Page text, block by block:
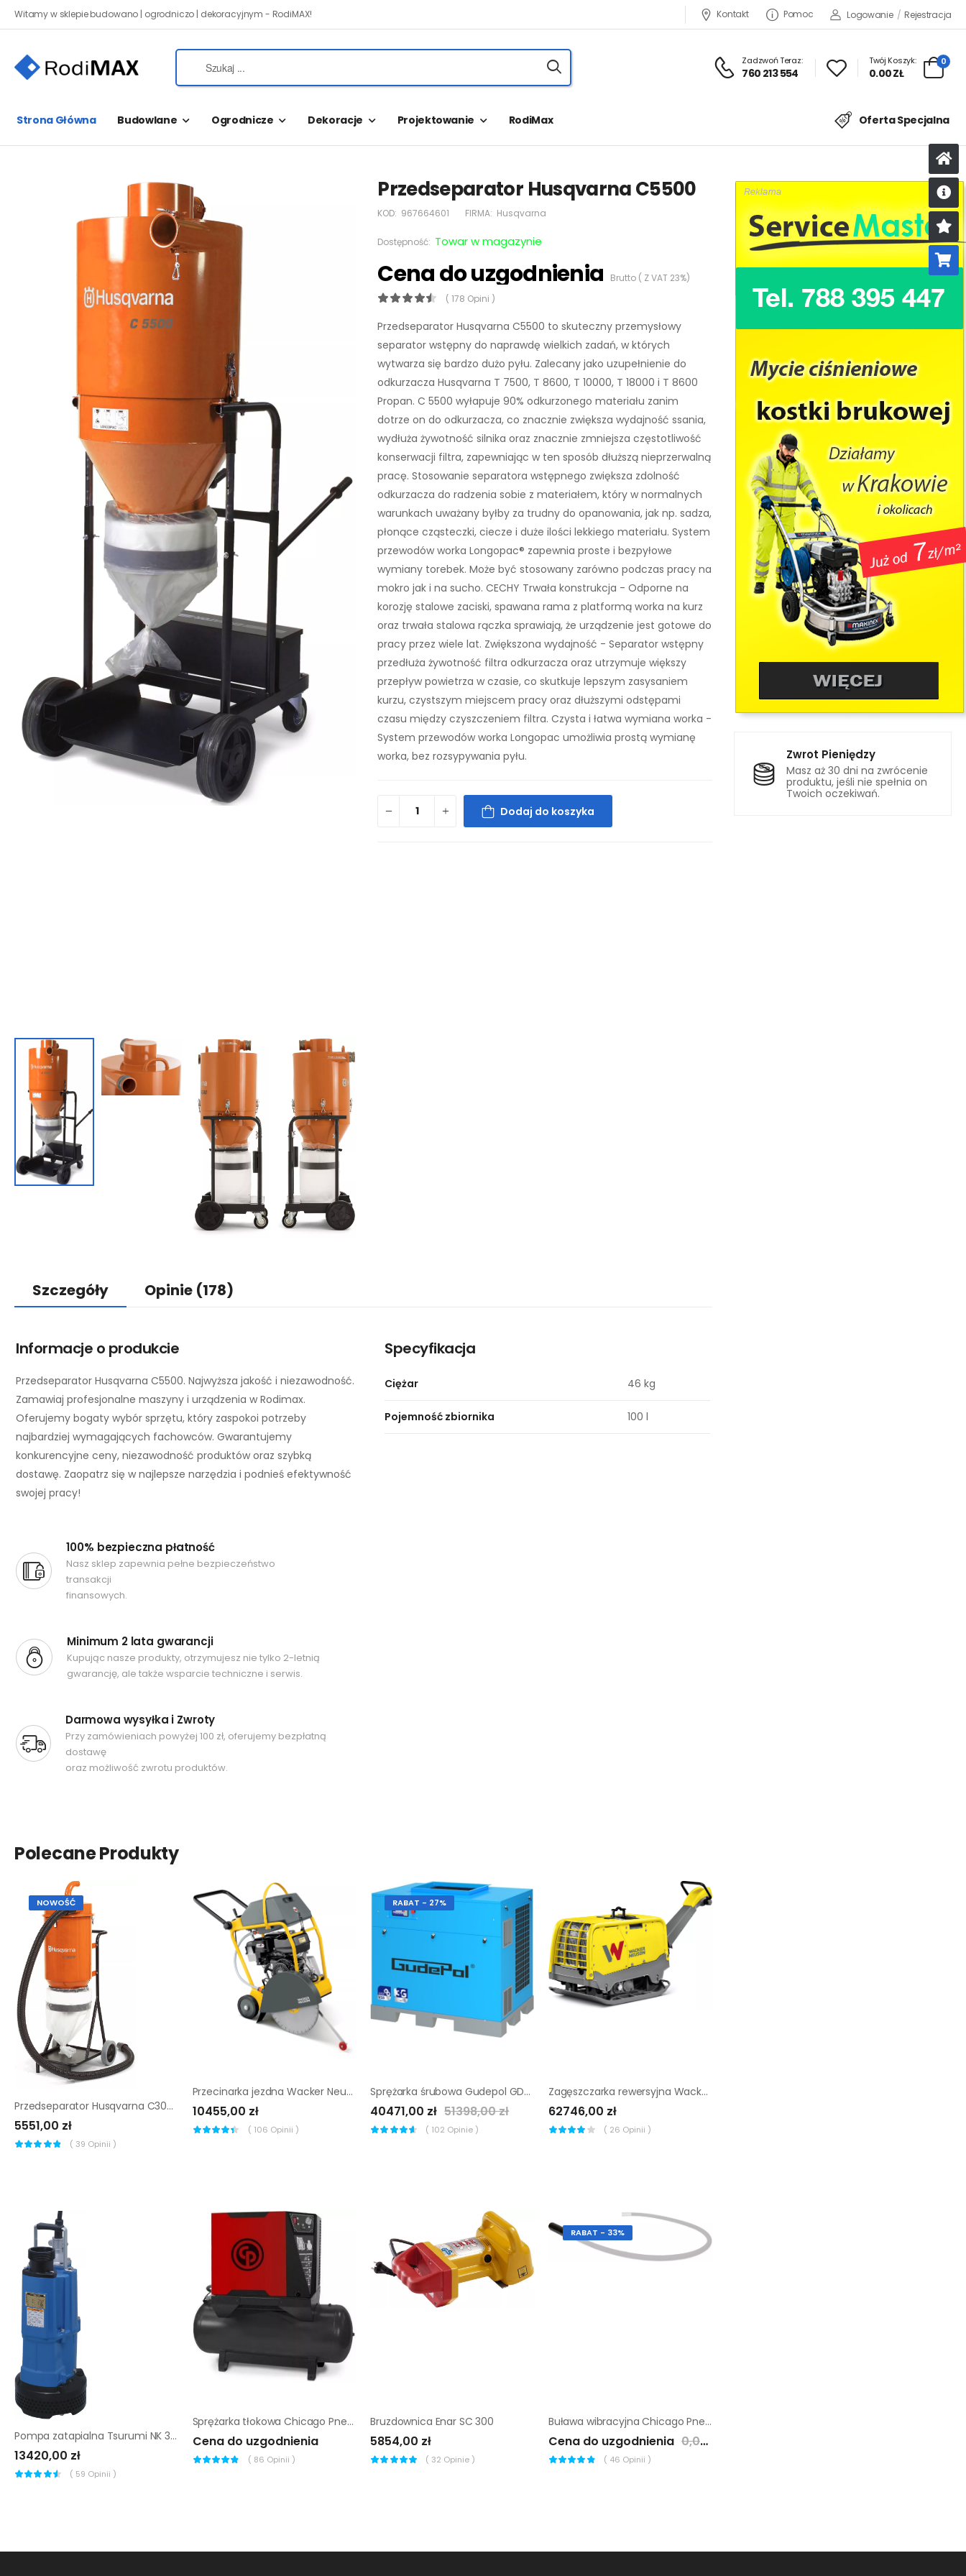
Witamy w sklepie budowano | ogrodniczo | dekoracyjnym - RodiMAX! Kontakt Pomoc Logowanie / Rejestracja
Zadzwoń Teraz:
760 213 554
Twój Koszyk:
0.00 ZŁ
0
Strona Główna Budowlane Ogrodnicze Dekoracje Projektowanie RodiMax Oferta Specjalna
Zwrot Pieniędzy
Masz aż 30 dni na zwrócenie
produktu, jeśli nie spełnia on
Twoich oczekiwań.
Przedseparator Husqvarna C5500
KOD: 967664601 FIRMA: Husqvarna
Dostępność: Towar w magazynie
Cena do uzgodnienia Brutto ( Z VAT 23%)
( 178 Opini )
Przedseparator Husqvarna C5500 to skuteczny przemysłowy
separator wstępny do naprawdę wielkich zadań, w których
wytwarza się bardzo dużo pyłu. Zalecany jako uzupełnienie do
odkurzacza Husqvarna T 7500, T 8600, T 10000, T 18000 i T 8600
Propan. C 5500 wyłapuje 90% odkurzonego materiału zanim
dotrze on do odkurzacza, co znacznie zwiększa wydajność ssania,
wydłuża żywotność silnika oraz znacznie zmniejsza częstotliwość
konserwacji filtra, zapewniając w ten sposób dłuższą nieprzerwalną
pracę. Stosowanie separatora wstępnego zwiększa zdolność
odkurzacza do radzenia sobie z materiałem, który w normalnych
warunkach uważany byłby za trudny do opanowania, jak np. sadza,
płonące cząsteczki, ciecze i duże ilości lekkiego materiału. System
przewodów worka Longopac® zapewnia proste i bezpyłowe
wymiany torebek. Może być stosowany zarówno podczas pracy na
mokro jak i na sucho. CECHY Trwała konstrukcja - Odporne na
korozję stalowe zaciski, spawana rama z platformą worka na kurz
oraz trwała stalowa rączka sprawiają, że urządzenie jest gotowe do
pracy przez wiele lat. Zwiększona wydajność - Separator wstępny
przedłuża żywotność filtra odkurzacza oraz utrzymuje większy
przepływ powietrza w czasie, co skutkuje lepszym zasysaniem
kurzu, czystszym miejscem pracy oraz dłuższymi odstępami
czasu między czyszczeniem filtra. Czysta i łatwa wymiana worka -
System przewodów worka Longopac umożliwia prostą wymianę
worka, bez rozsypywania pyłu.
Dodaj do koszyka
Szczegóły Opinie (178)
Informacje o produkcie
Przedseparator Husqvarna C5500. Najwyższa jakość i niezawodność.
Zamawiaj profesjonalne maszyny i urządzenia w Rodimax.
Oferujemy bogaty wybór sprzętu, który zaspokoi potrzeby
najbardziej wymagających fachowców. Gwarantujemy
konkurencyjne ceny, niezawodność produktów oraz szybką
dostawę. Zaopatrz się w najlepsze narzędzia i podnieś efektywność
swojej pracy!
100% bezpieczna płatność
Nasz sklep zapewnia pełne bezpieczeństwo
transakcji
finansowych.
Minimum 2 lata gwarancji
Kupując nasze produkty, otrzymujesz nie tylko 2-letnią
gwarancję, ale także wsparcie techniczne i serwis.
Darmowa wysyłka i Zwroty
Przy zamówieniach powyżej 100 zł, oferujemy bezpłatną
dostawę
oraz możliwość zwrotu produktów.
Specyfikacja
Ciężar 46 kg
Pojemność zbiornika 100 l
Polecane Produkty
NOWOŚĆ
Przedseparator Husqvarna C3000
5551,00 zł
( 39 Opinii )
Przecinarka jezdna Wacker Neuson BFS 1350
10455,00 zł
( 106 Opinii )
RABAT - 27%
Sprężarka śrubowa Gudepol GD-VSB11-3G 37/08 |
40471,00 zł 51398,00 zł
( 102 Opinie )
Zagęszczarka rewersyjna Wacker Neuson DPU 80 Lec770
62746,00 zł
( 26 Opinii )
Pompa zatapialna Tsurumi NK 3-22L
13420,00 zł
( 59 Opinii )
Sprężarka tłokowa Chicago Pneumatic CPRS 6500 B5900B FT
Cena do uzgodnienia
( 86 Opinii )
Bruzdownica Enar SC 300
5854,00 zł
( 32 Opinie )
RABAT - 33%
Buława wibracyjna Chicago Pneumatic AT 29
Cena do uzgodnienia 0,00 zł
( 46 Opinii )